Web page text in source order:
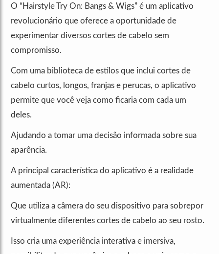
O “Hairstyle Try On: Bangs & Wigs” é um aplicativo
revolucionário que oferece a oportunidade de
experimentar diversos cortes de cabelo sem
compromisso.
Com uma biblioteca de estilos que inclui cortes de
cabelo curtos, longos, franjas e perucas, o aplicativo
permite que você veja como ficaria com cada um
deles.
Ajudando a tomar uma decisão informada sobre sua
aparência.
A principal característica do aplicativo é a realidade
aumentada (AR):
Que utiliza a câmera do seu dispositivo para sobrepor
virtualmente diferentes cortes de cabelo ao seu rosto.
Isso cria uma experiência interativa e imersiva,